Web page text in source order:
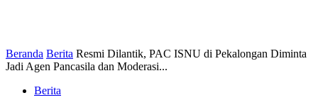
Beranda Berita Resmi Dilantik, PAC ISNU di Pekalongan Diminta
Jadi Agen Pancasila dan Moderasi...
Berita